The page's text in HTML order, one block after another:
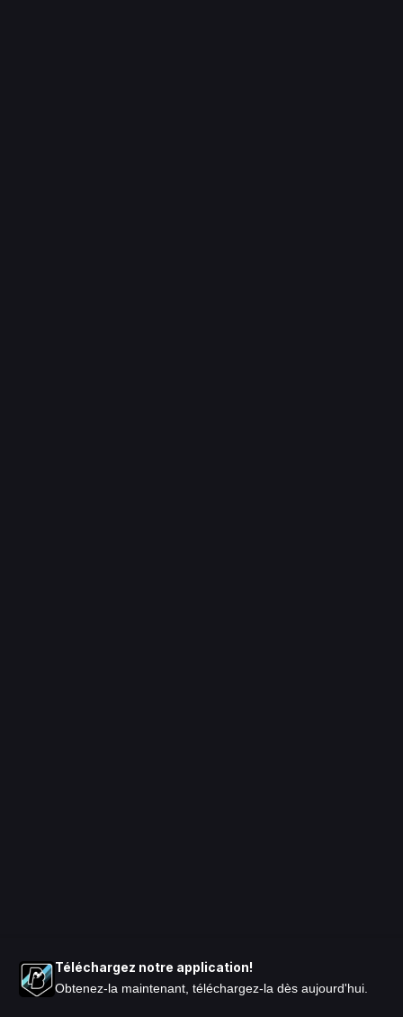
Téléchargez notre application!
Obtenez-la maintenant, téléchargez-la dès aujourd'hui.